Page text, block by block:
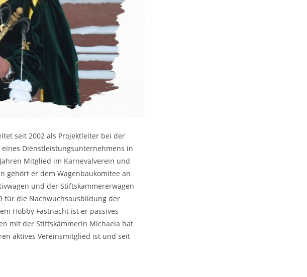
seit 2002 als Projektleiter bei der
Dienstleistungsunternehmens in
Mitglied im Karnevalverein und
gehört er dem Wagenbaukomitee an
und der Stiftskämmererwagen
für die Nachwuchsausbildung der
Hobby Fastnacht ist er passives
mit der Stiftskämmerin Michaela hat
aktives Vereinsmitglied ist und seit